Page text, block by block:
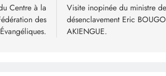
Centre à la
des
Visite inopinée du ministre
désenclavement Eric
AKIENGUE.